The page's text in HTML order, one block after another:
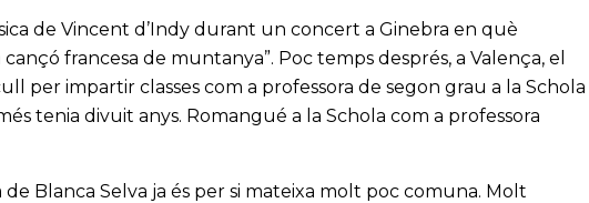
de Vincent d’Indy durant un concert a Ginebra en què
francesa de muntanya”. Poc temps després, a Valença, el
per impartir classes com a professora de segon grau a la Schola
tenia divuit anys. Romangué a la Schola com a professora
Blanca Selva ja és per si mateixa molt poc comuna. Molt